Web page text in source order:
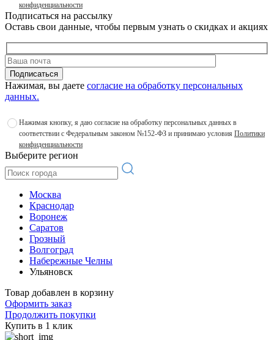
конфиденциальности
Подписаться на рассылку
Оставь свои данные, чтобы первым узнать о скидках и акциях
Подписаться
Нажимая, вы даете согласие на обработку персональных
данных.
Нажимая кнопку, я даю согласие на обработку персональных данных в
соответствии с Федеральным законом №152-ФЗ и принимаю условия Политики
конфиденциальности
Выберите регион
Москва
Краснодар
Воронеж
Саратов
Грозный
Волгоград
Набережные Челны
Ульяновск
Товар добавлен в корзину
Оформить заказ
Продолжить покупки
Купить в 1 клик